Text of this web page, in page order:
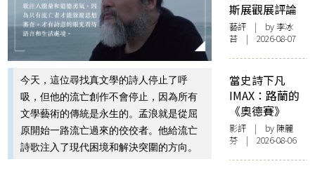
今天，這位尋找真文學的詩人停止了呼
吸，但他的流亡創作不會停止，因為所有
文學藝術的傳統是永生的。孟浪就是從屈
原開始一路流亡過來的佼佼者。他給流亡
詩歌注入了現代困境和解決突圍的方向。
斯展觀展評論
藝評 | by 李冰
苔 | 2026-08-07
當史詩下凡
IMAX：路蘭的
《奧德賽》
影評 | by 陳麗
芬 | 2026-08-06